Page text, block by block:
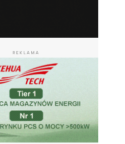
REKLAMA